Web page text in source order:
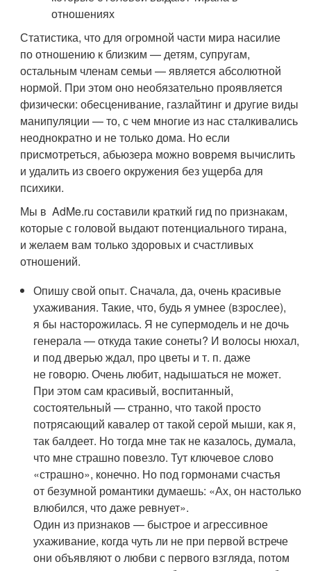
Статистика, что для огромной части мира насилие
по отношению к близким — детям, супругам,
остальным членам семьи — является абсолютной
нормой. При этом оно необязательно проявляется
физически: обесценивание, газлайтинг и другие виды
манипуляции — то, с чем многие из нас сталкивались
неоднократно и не только дома. Но если
присмотреться, абьюзера можно вовремя вычислить
и удалить из своего окружения без ущерба для
психики.
Мы в AdMe.ru составили краткий гид по признакам,
которые с головой выдают потенциального тирана,
и желаем вам только здоровых и счастливых
отношений.
Опишу свой опыт. Сначала, да, очень красивые
ухаживания. Такие, что, будь я умнее (взрослее),
я бы насторожилась. Я не супермодель и не дочь
генерала — откуда такие сонеты? И волосы нюхал,
и под дверью ждал, про цветы и т. п. даже
не говорю. Очень любит, надышаться не может.
При этом сам красивый, воспитанный,
состоятельный — странно, что такой просто
потрясающий кавалер от такой серой мыши, как я,
так балдеет. Но тогда мне так не казалось, думала,
что мне страшно повезло. Тут ключевое слово
«страшно», конечно. Но под гормонами счастья
от безумной романтики думаешь: «Ах, он настолько
влюбился, что даже ревнует».
Один из признаков — быстрое и агрессивное
ухаживание, когда чуть ли не при первой встрече
они объявляют о любви с первого взгляда, потом